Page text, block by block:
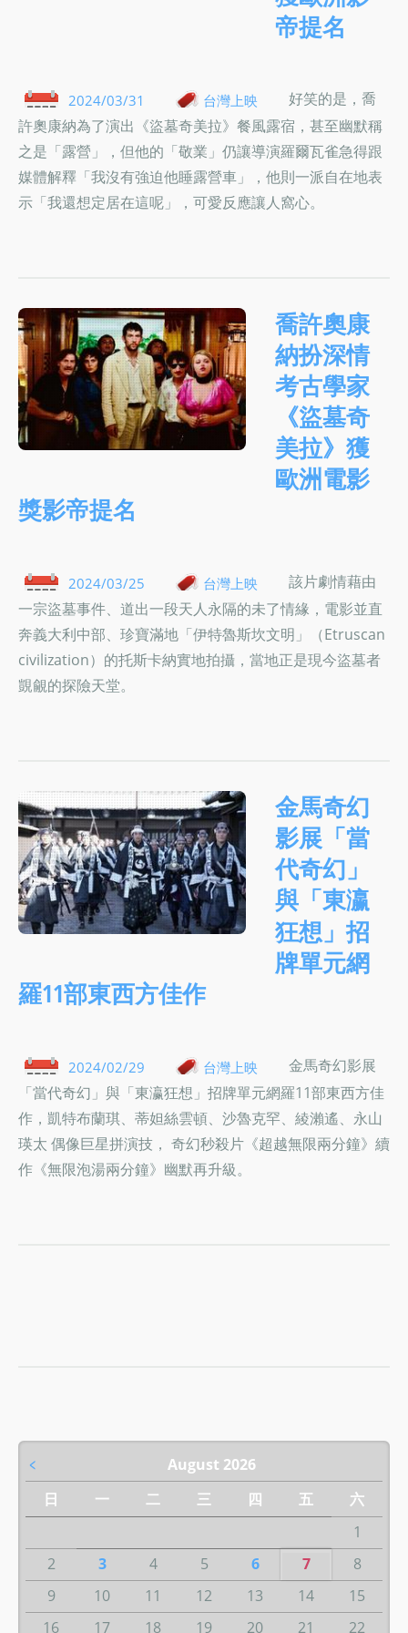
帝提名
2024/03/31 台灣上映
好笑的是，喬
許奧康納為了演出《盜墓奇美拉》餐風露宿，甚至幽默稱
之是「露營」，但他的「敬業」仍讓導演羅爾瓦雀急得跟
媒體解釋「我沒有強迫他睡露營車」，他則一派自在地表
示「我還想定居在這呢」，可愛反應讓人窩心。
喬許奧康
納扮深情
考古學家
《盜墓奇
美拉》獲
歐洲電影
獎影帝提名
2024/03/25 台灣上映
該片劇情藉由
一宗盜墓事件、道出一段天人永隔的未了情緣，電影並直
奔義大利中部、珍寶滿地「伊特魯斯坎文明」（Etruscan
civilization）的托斯卡納實地拍攝，當地正是現今盜墓者
覬覦的探險天堂。
金馬奇幻
影展「當
代奇幻」
與「東瀛
狂想」招
牌單元網
羅11部東西方佳作
2024/02/29 台灣上映
金馬奇幻影展
「當代奇幻」與「東瀛狂想」招牌單元網羅11部東西方佳
作，凱特布蘭琪、蒂妲絲雲頓、沙魯克罕、綾瀨遙、永山
瑛太 偶像巨星拼演技， 奇幻秒殺片《超越無限兩分鐘》續
作《無限泡湯兩分鐘》幽默再升級。
August 2026
﹤
日
一 二 三 四 五
六
1
2
3 4 5 6 7
8
9
10 11 12 13 14
15
16
17 18 19 20 21
22